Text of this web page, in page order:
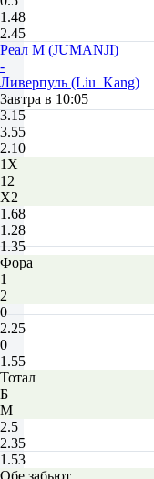
1.48
2.45
Реал М (JUMANJI)
-
Ливерпуль (Liu_Kang)
Завтра в 10:05
3.15
3.55
2.10
1X
12
X2
1.68
1.28
1.35
Фора
1
2
0
2.25
0
1.55
Тотал
Б
М
2.5
2.35
1.53
Обе забьют